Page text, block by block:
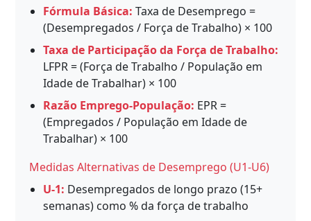
Fórmula Básica: Taxa de Desemprego =
(Desempregados / Força de Trabalho) × 100
Taxa de Participação da Força de Trabalho:
LFPR = (Força de Trabalho / População em
Idade de Trabalhar) × 100
Razão Emprego-População: EPR =
(Empregados / População em Idade de
Trabalhar) × 100
Medidas Alternativas de Desemprego (U1-U6)
U-1: Desempregados de longo prazo (15+
semanas) como % da força de trabalho